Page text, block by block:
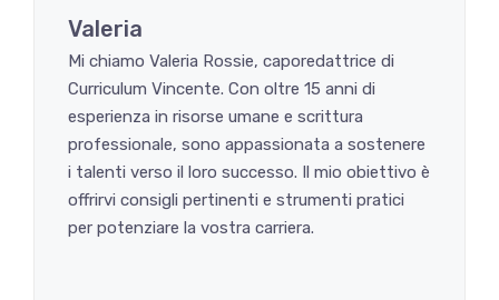
Valeria
Mi chiamo Valeria Rossie, caporedattrice di
Curriculum Vincente. Con oltre 15 anni di
esperienza in risorse umane e scrittura
professionale, sono appassionata a sostenere
i talenti verso il loro successo. Il mio obiettivo è
offrirvi consigli pertinenti e strumenti pratici
per potenziare la vostra carriera.